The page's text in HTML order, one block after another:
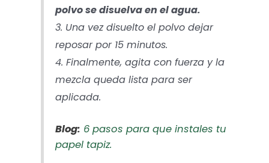
polvo se disuelva en el agua.
3. Una vez disuelto el polvo dejar
reposar por 15 minutos.
4. Finalmente, agita con fuerza y la
mezcla queda lista para ser
aplicada.
Blog: 6 pasos para que instales tu
papel tapiz.